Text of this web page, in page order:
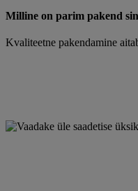
Milline on parim pakend
Kvaliteetne pakendamine